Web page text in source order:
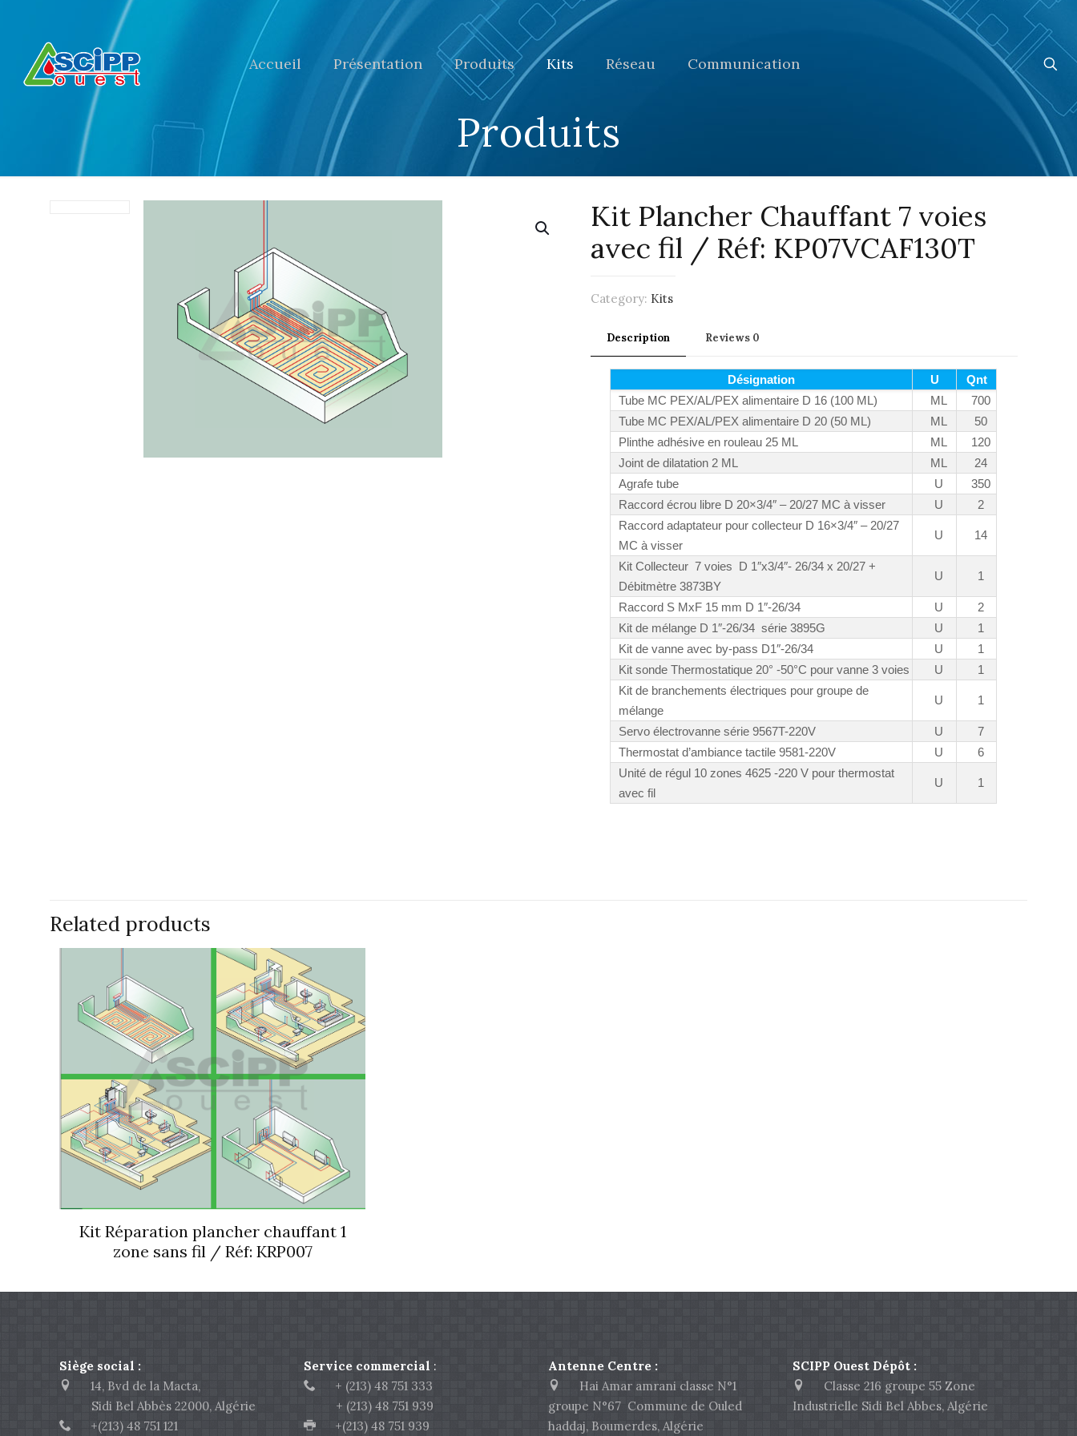
Accueil Présentation Produits Kits Réseau Communication
Produits
Kit Plancher Chauffant 7 voies
avec fil / Réf: KP07VCAF130T
Category: Kits
Description Reviews 0
Désignation U
Qnt
Tube MC PEX/AL/PEX alimentaire D 16 (100 ML)
ML
700
Tube MC PEX/AL/PEX alimentaire D 20 (50 ML)
ML
50
Plinthe adhésive en rouleau 25 ML
ML
120
Joint de dilatation 2 ML
ML
24
Agrafe tube
U
350
Raccord écrou libre D 20×3/4″ – 20/27 MC à visser
U
2
Raccord adaptateur pour collecteur D 16×3/4″ – 20/27
MC à visser
U 14
Kit Collecteur 7 voies D 1″x3/4″- 26/34 x 20/27 +
Débitmètre 3873BY
U 1
Raccord S MxF 15 mm D 1″-26/34 U
2
Kit de mélange D 1″-26/34 série 3895G
U
1
Kit de vanne avec by-pass D1″-26/34
U
1
Kit sonde Thermostatique 20° -50°C pour vanne 3 voies
U
1
Kit de branchements électriques pour groupe de
mélange
U 1
Servo électrovanne série 9567T-220V U
7
Thermostat d’ambiance tactile 9581-220V
U
6
Unité de régul 10 zones 4625 -220 V pour thermostat
avec fil
U 1
Related products
Kit Réparation plancher chauffant 1
zone sans fil / Réf: KRP007
Siège social :
14, Bvd de la Macta,
Sidi Bel Abbès 22000, Algérie
+(213) 48 751 121
Service commercial :
+ (213) 48 751 333
+ (213) 48 751 939
+(213) 48 751 939
Antenne Centre :
Hai Amar amrani classe N°1
groupe N°67 Commune de Ouled
haddaj, Boumerdes, Algérie
SCIPP Ouest Dépôt :
Classe 216 groupe 55 Zone
Industrielle Sidi Bel Abbes, Algérie